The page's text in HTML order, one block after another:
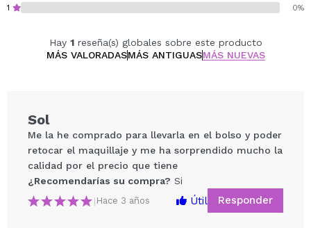
1 0%
Hay 1reseña(s) globales sobre este producto
MÁS VALORADASMÁS ANTIGUASMÁS NUEVAS
Sol
Me la he comprado para llevarla en el bolso y poder
retocar el maquillaje y me ha sorprendido mucho la
calidad por el precio que tiene
¿Recomendarías su compra? Si
| Hace 3 años Útil Responder